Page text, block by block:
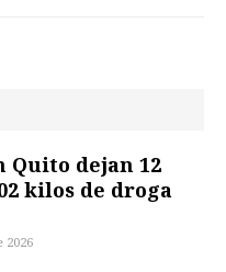
Quito dejan 12
kilos de droga
2026